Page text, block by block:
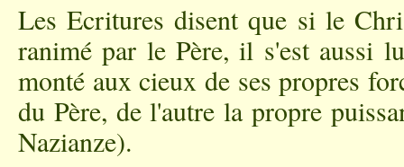
Les Ecritures disent que si le
ranimé par le Père, il s'est aussi
monté aux cieux de ses propres
du Père, de l'autre la propre
Nazianze).